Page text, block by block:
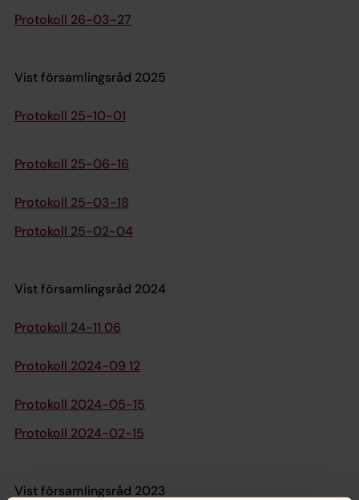
Protokoll 26-03-27
Vist församlingsråd 2025
Protokoll 25-10-01
Protokoll 25-06-16
Protokoll 25-03-18
Protokoll 25-02-04
Vist församlingsråd 2024
Protokoll 24-11 06
Protokoll 2024-09 12
Protokoll 2024-05-15
Protokoll 2024-02-15
Vist församlingsråd 2023